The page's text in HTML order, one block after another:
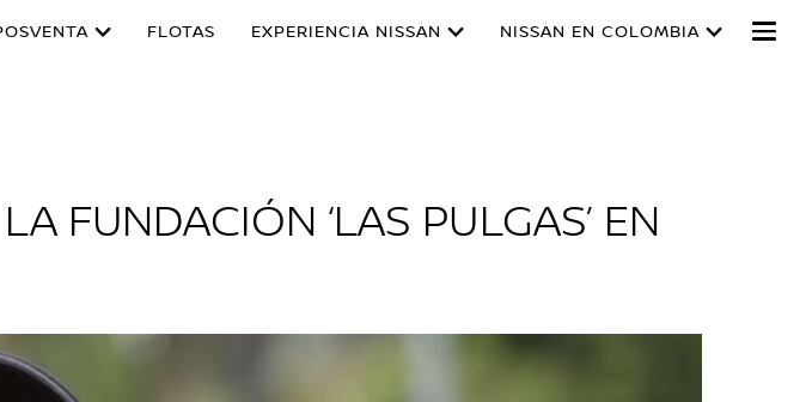
FLOTAS EXPERIENCIA NISSAN NISSAN EN COLOMBIA
FUNDACIÓN ‘LAS PULGAS’ EN